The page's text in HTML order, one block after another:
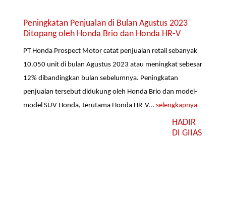
Peningkatan Penjualan di Bulan Agustus 2023
Ditopang oleh Honda Brio dan Honda HR-V
PT Honda Prospect Motor catat penjualan retail sebanyak
10.050 unit di bulan Agustus 2023 atau meningkat sebesar
12% dibandingkan bulan sebelumnya. Peningkatan
penjualan tersebut didukung oleh Honda Brio dan model-
model SUV Honda, terutama Honda HR-V...selengkapnya
HADIR
DI GIIAS